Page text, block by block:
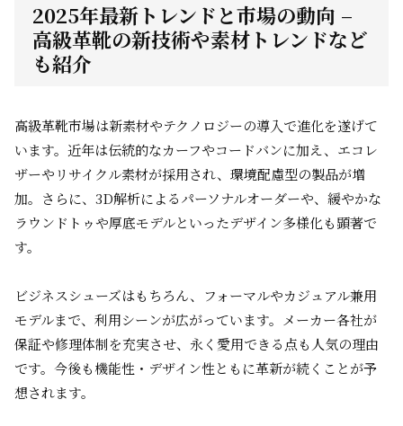
2025年最新トレンドと市場の動向 –
高級革靴の新技術や素材トレンドなど
も紹介
高級革靴市場は新素材やテクノロジーの導入で進化を遂げて
います。近年は伝統的なカーフやコードバンに加え、エコレ
ザーやリサイクル素材が採用され、環境配慮型の製品が増
加。さらに、3D解析によるパーソナルオーダーや、緩やかな
ラウンドトゥや厚底モデルといったデザイン多様化も顕著で
す。
ビジネスシューズはもちろん、フォーマルやカジュアル兼用
モデルまで、利用シーンが広がっています。メーカー各社が
保証や修理体制を充実させ、永く愛用できる点も人気の理由
です。今後も機能性・デザイン性ともに革新が続くことが予
想されます。